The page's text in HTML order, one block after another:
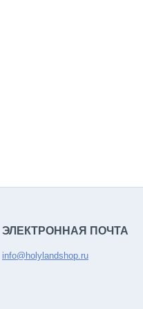
ЭЛЕКТРОННАЯ ПОЧТА
info@holylandshop.ru